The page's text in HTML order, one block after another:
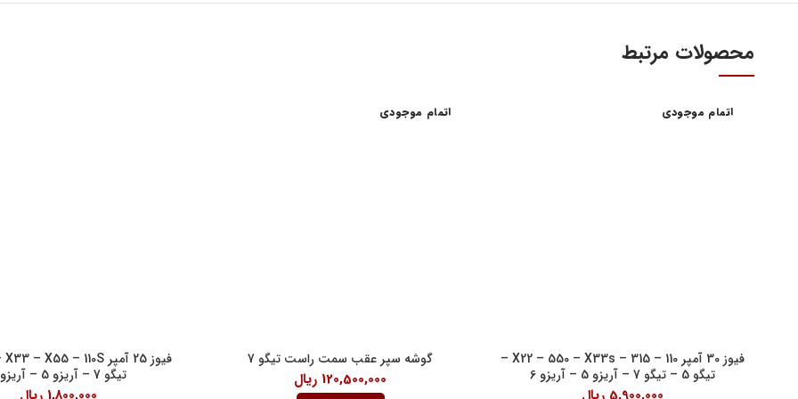
محصولات مرتبط
اتمام موجودی
فیوز 30 آمپر 110 – 315 – X22 – 550 – X33s –
تیگو 5 – تیگو 7 – آریزو 5 – آریزو 6
اتمام موجودی
گوشه سپر عقب سمت راست تیگو 7
120,500,000 ریال
تیگو 7 – آریزو 5 – آریزو 6
پنچشنبه ها 9 الی 14:30